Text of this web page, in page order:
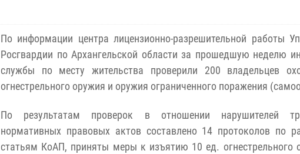
По информации центра лицензионно-разрешительной работы
Росгвардии по Архангельской области за прошедшую неделю
службы по месту жительства проверили 200 владельцев
огнестрельного оружия и оружия ограниченного поражения
По результатам проверок в отношении нарушителей
нормативных правовых актов составлено 14 протоколов по
статьям КоАП, приняты меры к изъятию 10 ед. огнестрельного